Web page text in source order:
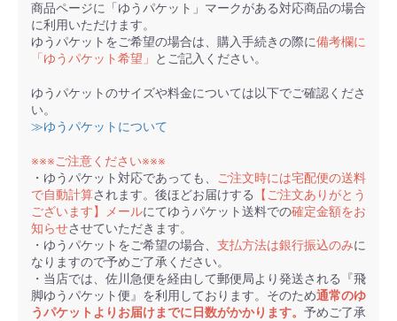
商品ページに「ゆうパケット」マークがある対応商品の場合
に利用いただけます。
ゆうパケットをご希望の場合は、購入手続きの際に備考欄に
「ゆうパケット希望」
とご記入ください。
ゆうパケットのサイズや料金については以下でご確認くださ
い。
≫ゆうパケットについて
※※※ご注意ください※※※
・ゆうパケット対応であっても、
ご注文時には宅配便の送料
で自動計算されます。後ほどお届けする
【ご注文ありがとう
ございます】メールにてゆうパケット送料での確定金額をお
知らせさせていただきます。
・ゆうパケットをご希望の場合、 支払方法は銀行振込のみに
なりますので予めご了承ください。
・当店では、佐川急便を経由して郵便局より発送される『飛
脚ゆうパケット便』を利用しております。そのため通常のゆ
うパケットよりお届けまでに日数がかかります。 予めご了承